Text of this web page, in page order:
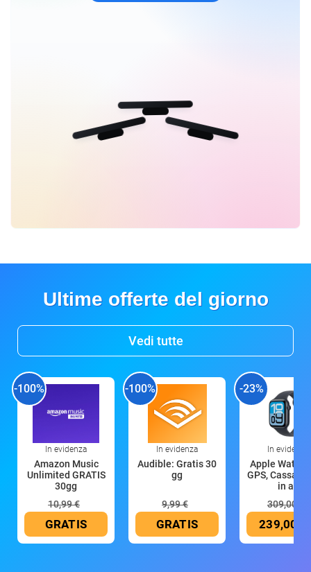
Ultime offerte del giorno
Vedi tutte
-100%
In evidenza
Amazon Music
Unlimited GRATIS
30gg
10,99 €
GRATIS
-100%
In evidenza
Audible: Gratis 30
gg
9,99 €
GRATIS
-23%
In evidenza
Apple Watch
GPS, Cassa
in all
309,00 €
239,00 €